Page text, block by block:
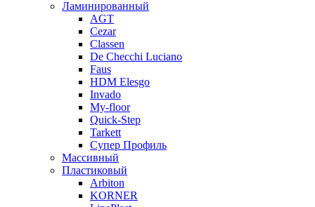
Ламинированный
AGT
Cezar
Classen
De Checchi Luciano
Faus
HDM Elesgo
Invado
My-floor
Quick-Step
Tarkett
Супер Профиль
Массивный
Пластиковый
Arbiton
KORNER